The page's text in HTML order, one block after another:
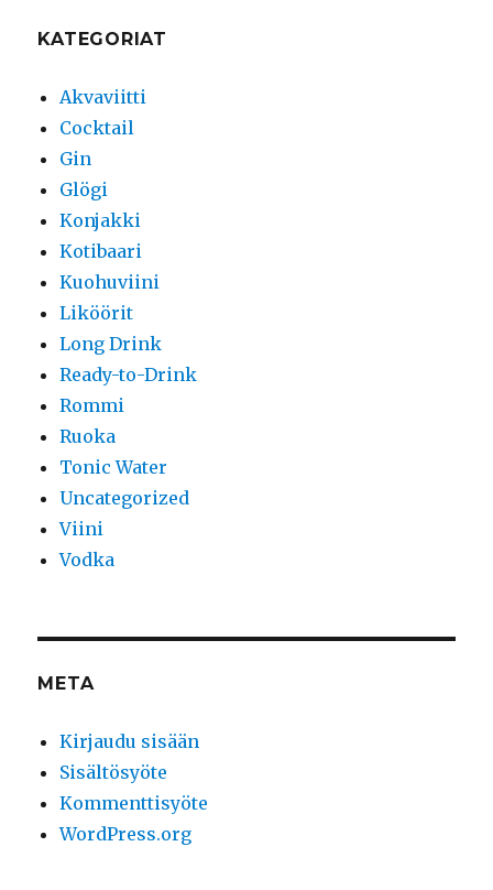
KATEGORIAT
Akvaviitti
Cocktail
Gin
Glögi
Konjakki
Kotibaari
Kuohuviini
Liköörit
Long Drink
Ready-to-Drink
Rommi
Ruoka
Tonic Water
Uncategorized
Viini
Vodka
META
Kirjaudu sisään
Sisältösyöte
Kommenttisyöte
WordPress.org